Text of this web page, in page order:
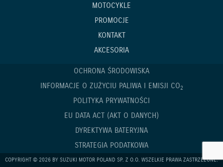
MOTOCYKLE
PROMOCJE
KONTAKT
AKCESORIA
OCHRONA ŚRODOWISKA
INFORMACJE O ZUŻYCIU PALIWA I EMISJI CO2
POLITYKA PRYWATNOŚCI
EU DATA ACT (AKT O DANYCH)
DYREKTYWA BATERYJNA
STRATEGIA PODATKOWA
COPYRIGHT © 2026 BY SUZUKI MOTOR POLAND SP. Z O.O. WSZELKIE PRAWA ZASTRZEŻONE.